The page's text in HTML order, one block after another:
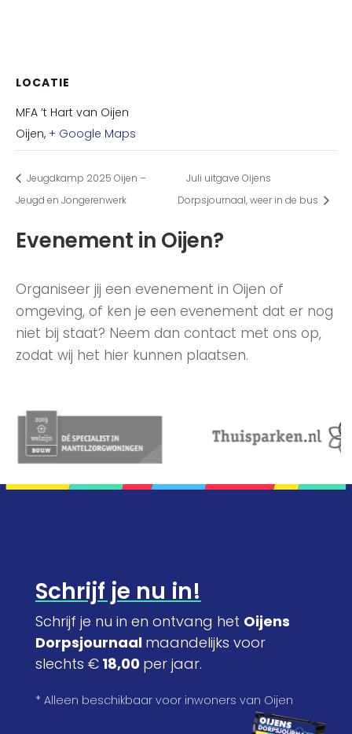
LOCATIE
MFA ’t Hart van Oijen
Oijen, + Google Maps
Jeugdkamp 2025 Oijen –
Jeugd en Jongerenwerk
Juli uitgave Oijens
Dorpsjournaal, weer in de bus
Evenement in Oijen?
Organiseer jij een evenement in Oijen of
omgeving, of ken je een evenement dat er nog
niet bij staat? Neem dan contact met ons op,
zodat wij het hier kunnen plaatsen.
Schrijf je nu in!
Schrijf je nu in en ontvang het Oijens
Dorpsjournaal maandelijks voor
slechts €18,00 per jaar.
* Alleen beschikbaar voor inwoners van Oijen